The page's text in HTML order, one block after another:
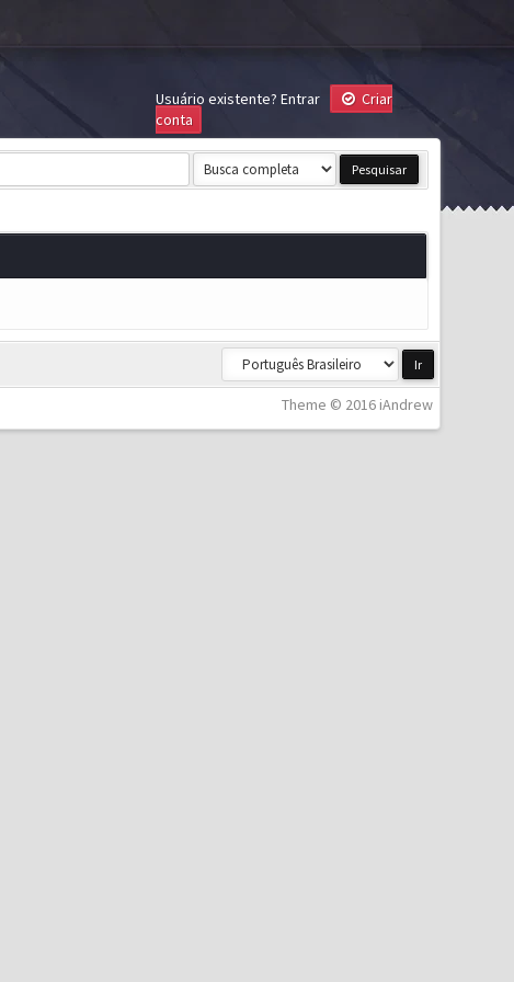
Usuário existente? Entrar
Criar
conta
Theme © 2016 iAndrew